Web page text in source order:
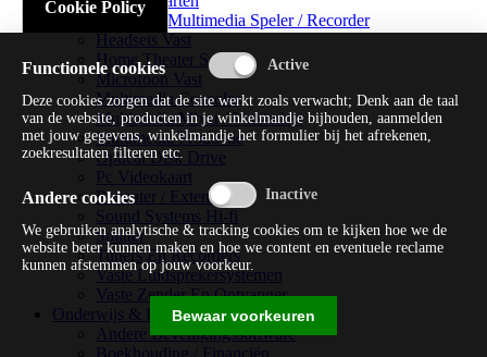
Handheld Multimedia Speler / Recorder
Headsets Vast
Home Theater Systems
Microfoon Vast
Multimedia Consoles
Multimedia Mixer / Versterker
Multimedia Productie
Optical Disk Drive
Pc Videokaart
Repeater / Extender
Sound Systems Hi-fi
Splitter
Tuners En Recorders
Vaste Luidsprekersystemen
Vaste Zender En Ontvanger
Onderwijs & Recreatie
Andere Beveiligingssoftware
Cookie Policy
Functionele cookies
Deze cookies zorgen dat de site werkt zoals verwacht; Denk aan de taal
van de website, producten in je winkelmandje bijhouden, aanmelden
met jouw gegevens, winkelmandje het formulier bij het afrekenen,
zoekresultaten filteren etc.
Andere cookies
We gebruiken analytische & tracking cookies om te kijken hoe we de
website beter kunnen maken en hoe we content en eventuele reclame
kunnen afstemmen op jouw voorkeur.
Bewaar voorkeuren